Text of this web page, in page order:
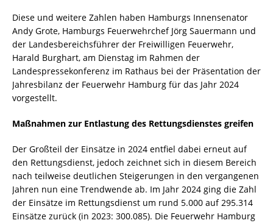
Diese und weitere Zahlen haben Hamburgs Innensenator
Andy Grote, Hamburgs Feuerwehrchef Jörg Sauermann und
der Landesbereichsführer der Freiwilligen Feuerwehr,
Harald Burghart, am Dienstag im Rahmen der
Landespressekonferenz im Rathaus bei der Präsentation der
Jahresbilanz der Feuerwehr Hamburg für das Jahr 2024
vorgestellt.
Maßnahmen zur Entlastung des Rettungsdienstes greifen
Der Großteil der Einsätze in 2024 entfiel dabei erneut auf
den Rettungsdienst, jedoch zeichnet sich in diesem Bereich
nach teilweise deutlichen Steigerungen in den vergangenen
Jahren nun eine Trendwende ab. Im Jahr 2024 ging die Zahl
der Einsätze im Rettungsdienst um rund 5.000 auf 295.314
Einsätze zurück (in 2023: 300.085). Die Feuerwehr Hamburg